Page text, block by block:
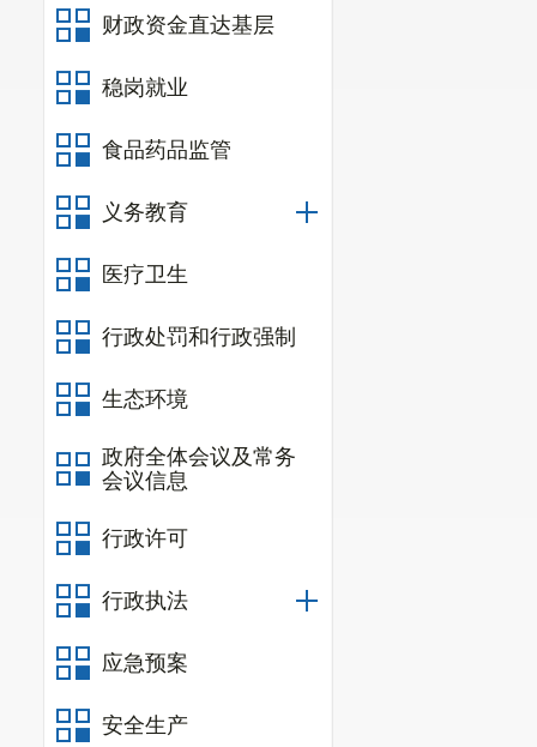
财政资金直达基层
稳岗就业
食品药品监管
义务教育
医疗卫生
行政处罚和行政强制
生态环境
政府全体会议及常务
会议信息
行政许可
行政执法
应急预案
安全生产